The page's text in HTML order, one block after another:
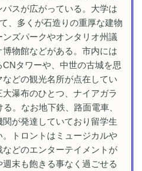
スが広がっている。大学は
、多くが石造りの重厚な建物
ズパークやオンタリオ州議
物館などがある。市内には
CNタワーや、中世の古城を思
どの観光名所が点在してい
瀑布のひとつ、ナイアガラ
。なお地下鉄、路面電車、
が発達していており留学生
トロントはミュージカルや
どのエンターテイメントが
末も飽きる事なく過ごせる